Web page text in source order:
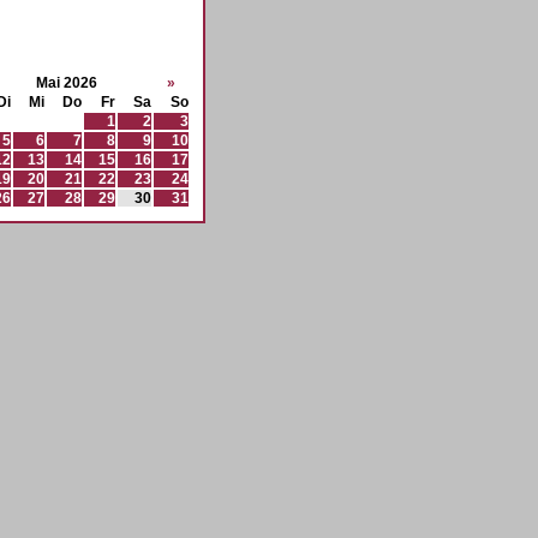
Mai 2026
»
Di Mi Do Fr Sa
So
1
2
3
5 6 7 8 9
10
13 14 15 16
17
20 21 22 23
24
27 28 29 30 31